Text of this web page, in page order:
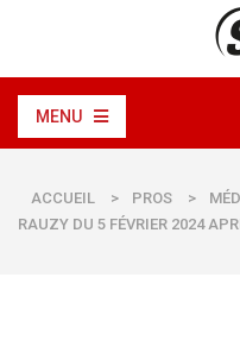
MENU
ACCUEIL > PROS >
RAUZY DU 5 FÉVRIER 2024